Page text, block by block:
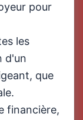
pour
les
d'un
que
financière,